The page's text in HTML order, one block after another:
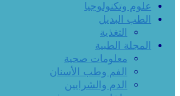
علوم وتكنولوجيا
الطب البديل
التغذية
المجلة الطبية
معلومات صحية
الفم وطب الأسنان
الدم والشرايين